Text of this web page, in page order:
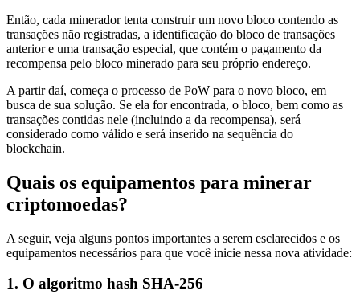
Então, cada minerador tenta construir um novo bloco contendo as
transações não registradas, a identificação do bloco de transações
anterior e uma transação especial, que contém o pagamento da
recompensa pelo bloco minerado para seu próprio endereço.
A partir daí, começa o processo de PoW para o novo bloco, em
busca de sua solução. Se ela for encontrada, o bloco, bem como as
transações contidas nele (incluindo a da recompensa), será
considerado como válido e será inserido na sequência do
blockchain.
Quais os equipamentos para minerar
criptomoedas?
A seguir, veja alguns pontos importantes a serem esclarecidos e os
equipamentos necessários para que você inicie nessa nova atividade:
1. O algoritmo hash SHA-256